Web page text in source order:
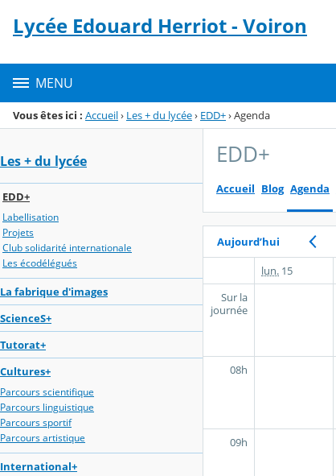
Menu de la rubrique
Contenu
Lycée Edouard Herriot - Voiron
MENU
Vous êtes ici : Accueil› Les + du lycée› EDD+›Agenda
Les + du lycée
EDD+
Labellisation
Projets
Club solidarité internationale
Les écodélégués
La fabrique d'images
ScienceS+
Tutorat+
Cultures+
Parcours scientifique
Parcours linguistique
Parcours sportif
Parcours artistique
International+
EDD+
Accueil Blog Agenda
Aujourd’hui
lun. 15
Sur la
journée
08h
09h